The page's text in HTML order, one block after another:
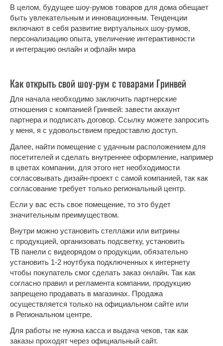
В целом, будущее шоу-румов товаров для дома обещает
быть увлекательным и инновационным. Тенденции
включают в себя развитие виртуальных шоу-румов,
персонализацию опыта, увеличение интерактивности
и интеграцию онлайн и офлайн мира
Как открыть свой шоу-рум с товарами Гринвей
Для начала необходимо заключить партнерские
отношения с компанией Гринвей: завести аккаунт
партнера и подписать договор. Ссылку можете запросить
у меня, я с удовольствием предоставлю доступ.
Далее, найти помещение с удачным расположением для
посетителей и сделать внутреннее оформление, например
в цветах компании, для этого нет необходимости
согласовывать дизайн-проект с самой компанией, так как
согласование требует только региональный центр.
Если у вас есть свое помещение, то это будет
значительным преимуществом.
Внутри можно установить стеллажи или витрины
с продукцией, организовать подсветку, установить
ТВ панели с видеорядом о продукции, обязательно
установить 1-2 ноутбука подключенных к интернету
чтобы покупатель смог сделать заказ онлайн. Так как
согласно правил и регламента компании, продукцию
запрещено продавать в магазинах. Продажа
осуществляется только на официальном сайте или
в Региональном центре.
Для работы не нужна касса и выдача чеков, так как
заказы проходят через официальный сайт.